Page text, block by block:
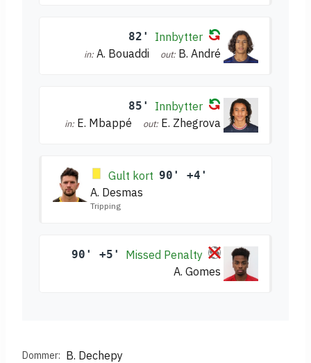
82' Innbytter
in: A. Bouaddi out: B. André
85' Innbytter
in: E. Mbappé out: E. Zhegrova
Gult kort 90' +4'
A. Desmas
Tripping
90' +5'
Missed Penalty
A. Gomes
Dommer: B. Dechepy